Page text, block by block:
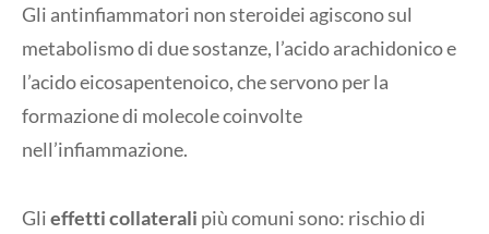
Gli antinfiammatori non steroidei agiscono sul
metabolismo di due sostanze, l’acido arachidonico e
l’acido eicosapentenoico, che servono per la
formazione di molecole coinvolte
nell’infiammazione.
Glieffetti collaterali più comuni sono: rischio di